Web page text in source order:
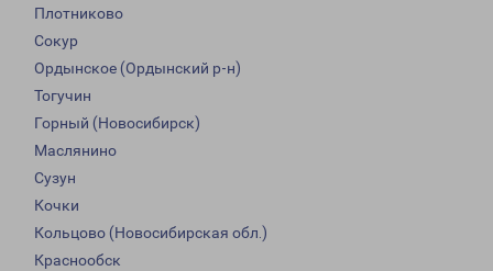
Плотниково
Сокур
Ордынское (Ордынский р-н)
Тогучин
Горный (Новосибирск)
Маслянино
Сузун
Кочки
Кольцово (Новосибирская обл.)
Краснообск